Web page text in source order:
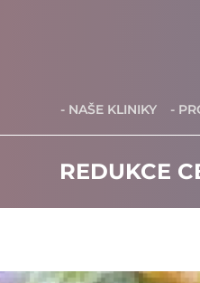
- NAŠE KLINIKY -
REDUKCE